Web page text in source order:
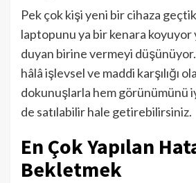
Pek çok kişi yeni bir cihaza
laptopunu ya bir kenara koyuyor
duyan birine vermeyi
hâlâ işlevsel ve maddi karşılığı
dokunuşlarla hem görünümünü
de satılabilir hale getirebilirsiniz.
En Çok Yapılan
Bekletmek